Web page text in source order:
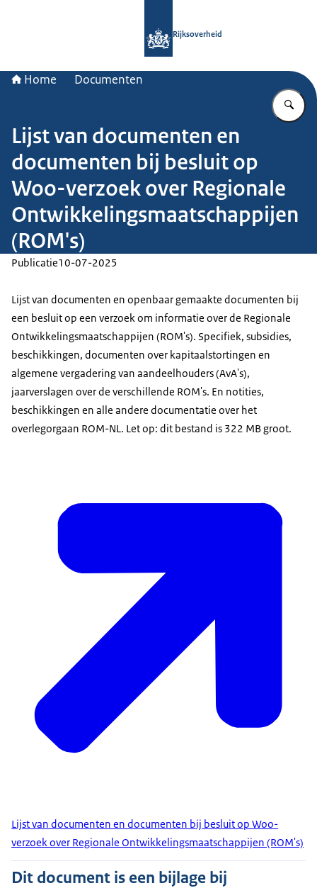
Rijksoverheid
Home Documenten
Lijst van documenten en
documenten bij besluit op
Woo-verzoek over Regionale
Ontwikkelingsmaatschappijen
(ROM's)
Publicatie10-07-2025
Lijst van documenten en openbaar gemaakte documenten bij
een besluit op een verzoek om informatie over de Regionale
Ontwikkelingsmaatschappijen (ROM's). Specifiek, subsidies,
beschikkingen, documenten over kapitaalstortingen en
algemene vergadering van aandeelhouders (AvA's),
jaarverslagen over de verschillende ROM's. En notities,
beschikkingen en alle andere documentatie over het
overlegorgaan ROM-NL. Let op: dit bestand is 322 MB groot.
Lijst van documenten en documenten bij besluit op Woo-
verzoek over Regionale Ontwikkelingsmaatschappijen (ROM's)
Dit document is een bijlage bij